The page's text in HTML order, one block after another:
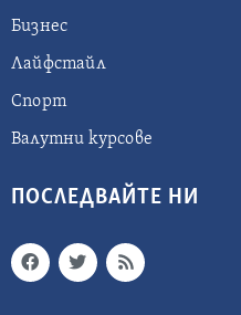
Бизнес
Лайфстайл
Спорт
Валутни курсове
ПОСЛЕДВАЙТЕ НИ